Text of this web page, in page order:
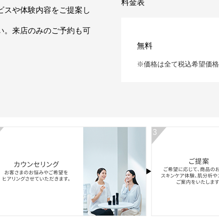
スや体験内容をご提案し
。来店のみのご予約も可
料金表
無料
※価格は全て税込希望価格